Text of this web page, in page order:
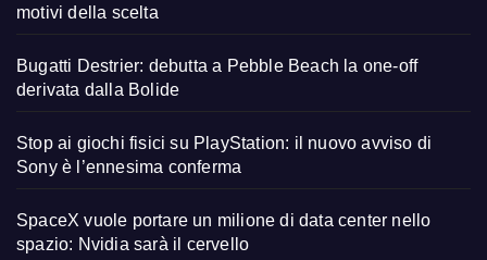
motivi della scelta
Bugatti Destrier: debutta a Pebble Beach la one-off
derivata dalla Bolide
Stop ai giochi fisici su PlayStation: il nuovo avviso di
Sony è l’ennesima conferma
SpaceX vuole portare un milione di data center nello
spazio: Nvidia sarà il cervello